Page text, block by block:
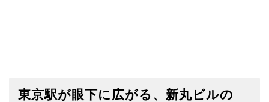
東京駅が眼下に広がる、新丸ビルの